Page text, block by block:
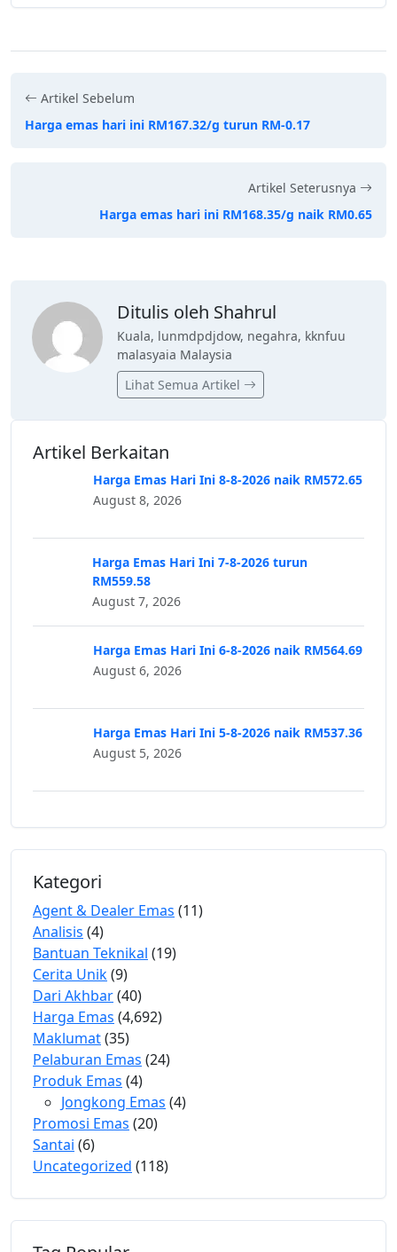
Artikel Sebelum
Harga emas hari ini RM167.32/g turun RM-0.17
Artikel Seterusnya
Harga emas hari ini RM168.35/g naik RM0.65
Ditulis oleh Shahrul
Kuala, lunmdpdjdow, negahra, kknfuu
malasyaia Malaysia
Lihat Semua Artikel
Artikel Berkaitan
Harga Emas Hari Ini 8-8-2026 naik RM572.65
August 8, 2026
Harga Emas Hari Ini 7-8-2026 turun
RM559.58
August 7, 2026
Harga Emas Hari Ini 6-8-2026 naik RM564.69
August 6, 2026
Harga Emas Hari Ini 5-8-2026 naik RM537.36
August 5, 2026
Kategori
Agent & Dealer Emas (11)
Analisis (4)
Bantuan Teknikal (19)
Cerita Unik(9)
Dari Akhbar(40)
Harga Emas (4,692)
Maklumat(35)
Pelaburan Emas (24)
Produk Emas (4)
Jongkong Emas (4)
Promosi Emas (20)
Santai (6)
Uncategorized (118)